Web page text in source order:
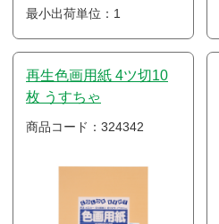
最小出荷単位：1
再生色画用紙 4ツ切10
枚 うすちゃ
商品コード：324342